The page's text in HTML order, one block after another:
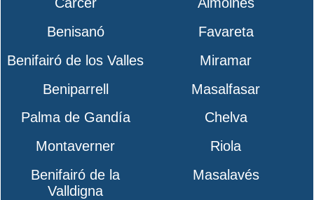
Benisanó
Favareta
Benifairó de los Valles
Miramar
Beniparrell
Masalfasar
Palma de Gandía
Chelva
Montaverner
Riola
Benifairó de la
Valldigna
Masalavés